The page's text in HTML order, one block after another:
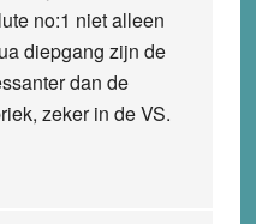
no:1 niet alleen
diepgang zijn de
dan de
zeker in de VS.